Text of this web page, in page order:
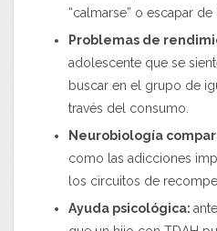
“calmarse” o escapar de
Problemas de
adolescente que se
buscar en el grupo de
través del consumo.
Neurobiología
como las adicciones
los circuitos de
Ayuda psicológica: